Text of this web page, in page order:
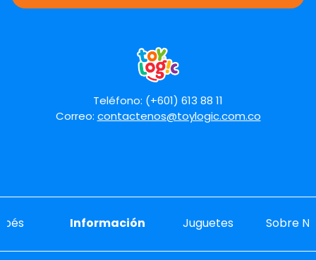
Teléfono: (+601) 613 88 11
Correo: contactenos@toylogic.com.co
Información Juguetes Sobre